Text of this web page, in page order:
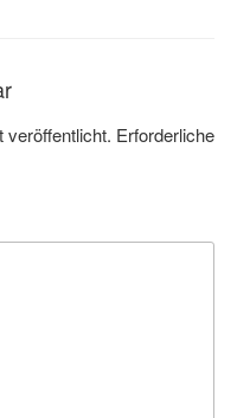
veröffentlicht. Erforderliche